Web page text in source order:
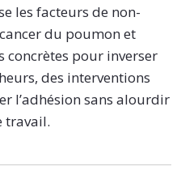
les facteurs de non-
du poumon et
concrètes pour inverser
des interventions
l’adhésion sans alourdir
travail.